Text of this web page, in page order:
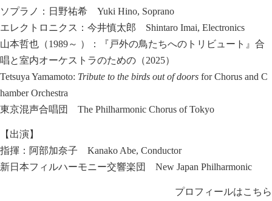
ソプラノ：日野祐希 Yuki Hino, Soprano
エレクトロニクス：今井慎太郎 Shintaro Imai, Electronics
山本哲也（1989～ ）：『戸外の鳥たちへのトリビュート』合
唱と室内オーケストラのための（2025）
Tetsuya Yamamoto: Tribute to the birds out of doors for Chorus and C
hamber Orchestra
東京混声合唱団 The Philharmonic Chorus of Tokyo
【出演】
指揮：阿部加奈子 Kanako Abe, Conductor
新日本フィルハーモニー交響楽団 New Japan Philharmonic
プロフィールはこちら